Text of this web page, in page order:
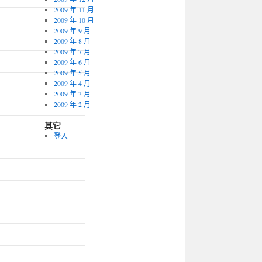
2009 年 11 月
2009 年 10 月
2009 年 9 月
2009 年 8 月
2009 年 7 月
2009 年 6 月
2009 年 5 月
2009 年 4 月
2009 年 3 月
2009 年 2 月
其它
登入